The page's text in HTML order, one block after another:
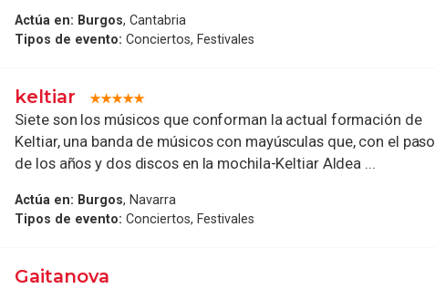
Actúa en: Burgos, Cantabria
Tipos de evento: Conciertos, Festivales
keltiar
Siete son los músicos que conforman la actual formación de
Keltiar, una banda de músicos con mayúsculas que, con el paso
de los años y dos discos en la mochila-Keltiar Aldea ...
Actúa en: Burgos, Navarra
Tipos de evento: Conciertos, Festivales
Gaitanova